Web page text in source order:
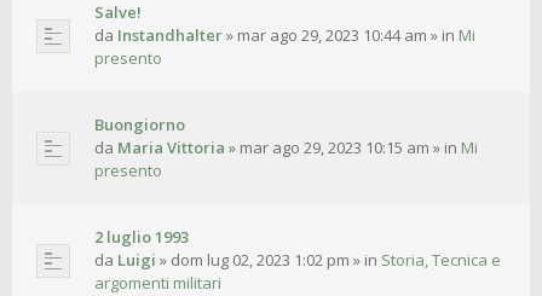
Salve!
da Instandhalter» mar ago 29, 2023 10:44 am » in Mi
presento
Buongiorno
da Maria Vittoria » mar ago 29, 2023 10:15 am » in Mi
presento
2 luglio 1993
da Luigi » dom lug 02, 2023 1:02 pm » in Storia, Tecnica e
argomenti militari